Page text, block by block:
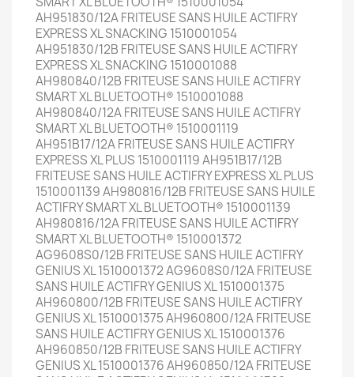
AH951830/12A FRITEUSE SANS HUILE ACTIFRY
EXPRESS XL SNACKING 1510001054
AH951830/12B FRITEUSE SANS HUILE ACTIFRY
EXPRESS XL SNACKING 1510001088
AH980840/12B FRITEUSE SANS HUILE ACTIFRY
SMART XL BLUETOOTH® 1510001088
AH980840/12A FRITEUSE SANS HUILE ACTIFRY
SMART XL BLUETOOTH® 1510001119
AH951B17/12A FRITEUSE SANS HUILE ACTIFRY
EXPRESS XL PLUS 1510001119 AH951B17/12B
FRITEUSE SANS HUILE ACTIFRY EXPRESS XL PLUS
1510001139 AH980816/12B FRITEUSE SANS HUILE
ACTIFRY SMART XL BLUETOOTH® 1510001139
AH980816/12A FRITEUSE SANS HUILE ACTIFRY
SMART XL BLUETOOTH® 1510001372
AG9608S0/12B FRITEUSE SANS HUILE ACTIFRY
GENIUS XL 1510001372 AG9608S0/12A FRITEUSE
SANS HUILE ACTIFRY GENIUS XL 1510001375
AH960800/12B FRITEUSE SANS HUILE ACTIFRY
GENIUS XL 1510001375 AH960800/12A FRITEUSE
SANS HUILE ACTIFRY GENIUS XL 1510001376
AH960850/12B FRITEUSE SANS HUILE ACTIFRY
GENIUS XL 1510001376 AH960850/12A FRITEUSE